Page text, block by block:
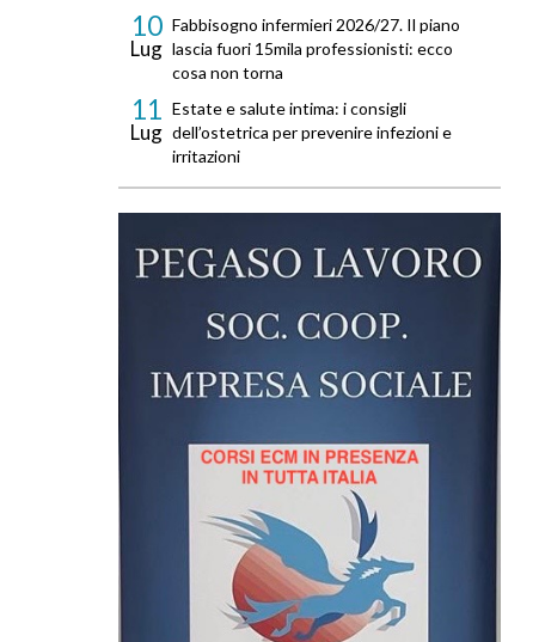
10
Lug
Fabbisogno infermieri 2026/27. Il piano
lascia fuori 15mila professionisti: ecco
cosa non torna
11
Lug
Estate e salute intima: i consigli
dell’ostetrica per prevenire infezioni e
irritazioni